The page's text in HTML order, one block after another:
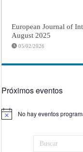
European Journal of
August 2025
05/02/2026
Próximos eventos
Aviso No hay eventos